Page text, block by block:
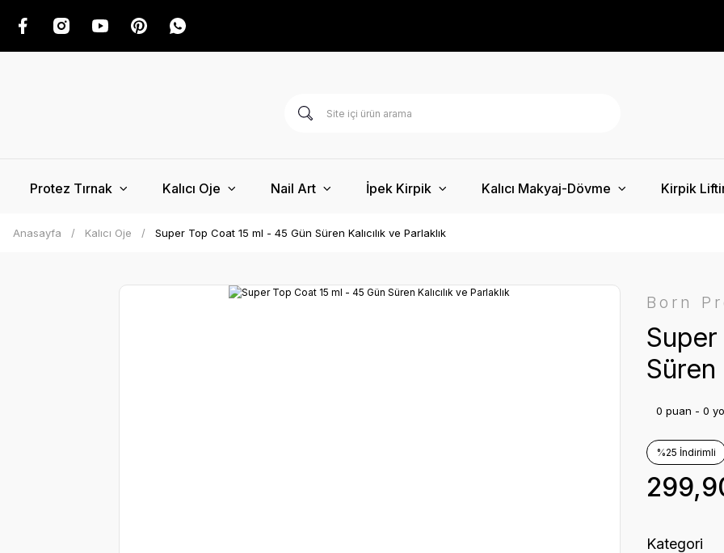
Protez Tırnak Kalıcı Oje Nail Art İpek Kirpik Kalıcı Makyaj-Dövme Kirpik
Anasayfa Kalıcı Oje Super Top Coat 15 ml - 45 Gün Süren Kalıcılık ve Parlaklık
Born
Süren
0 puan - 0
%25 İndirimli
Kategori